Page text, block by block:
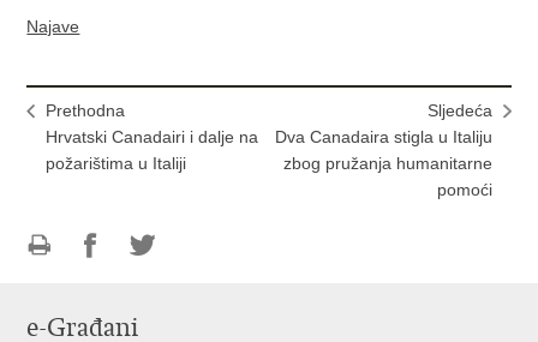
Najave
Prethodna
Hrvatski Canadairi i dalje na
požarištima u Italiji
Sljedeća
Dva Canadaira stigla u Italiju
zbog pružanja humanitarne
pomoći
FacebookuTwitteru
e-Građani